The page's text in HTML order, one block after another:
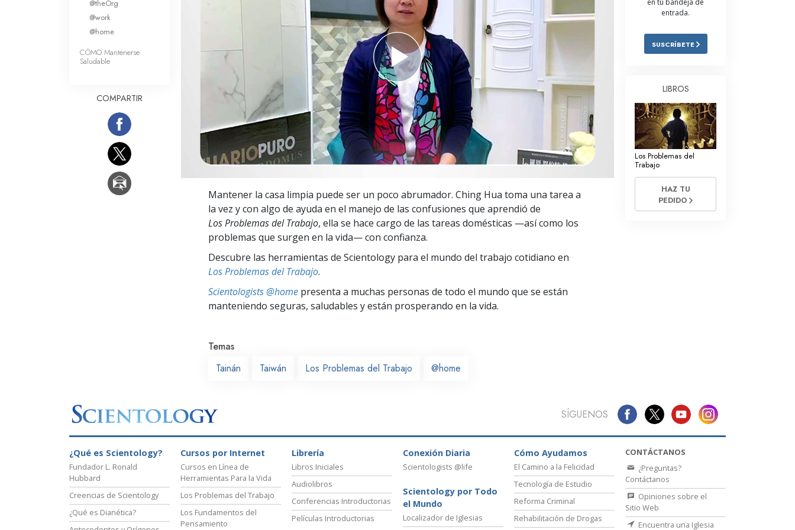
Respuestas a las Drogas
La Ética y las
Condiciones
La Causa de la Supresión
Investigaciones
Los Fundamentos de la Organización
Los Fundamentos de las Relaciones
Mantener la casa limpia puede ser un poco abrumador. Ching Hua toma una tarea a
la vez y con algo de ayuda en el manejo de las confusiones que aprendió de
Los Problemas del Trabajo, ella se hace cargo de las tareas domésticas —así como los
problemas que surgen en la vida— con confianza.
Descubre las herramientas de Scientology para el mundo del trabajo cotidiano en
Los Problemas del Trabajo.
Scientologists @home presenta a muchas personas de todo el mundo que se están
manteniendo seguras, saludables y están prosperando en la vida.
Temas
Tainán
Taiwán Los Problemas del Trabajo @home
@theOrg
@work
@home
CÓMO Mantenerse
Saludable
COMPARTIR
en tu bandeja de
entrada.
SUSCRÍBETE
LIBROS
Los Problemas del
Trabajo
HAZ TU
PEDIDO
SÍGUENOS
¿Qué es Scientology?
Fundador L. Ronald
Hubbard
Creencias de Scientology
¿Qué es Dianética?
Cursos por Internet
Cursos en Línea de
Herramientas Para la Vida
Los Problemas del Trabajo
Los Fundamentos del
Pensamiento
Librería
Libros Iniciales
Audiolibros
Conferencias Introductorias
Películas Introductorias
Conexión Diaria
Scientologists @life
Scientology por Todo
el Mundo
Localizador de Iglesias
Cómo Ayudamos
El Camino a la Felicidad
Tecnología de Estudio
Reforma Criminal
Rehabilitación de Drogas
CONTÁCTANOS
¿Preguntas?
Contáctanos
Opiniones sobre el
Sitio Web
Encuentra una Iglesia